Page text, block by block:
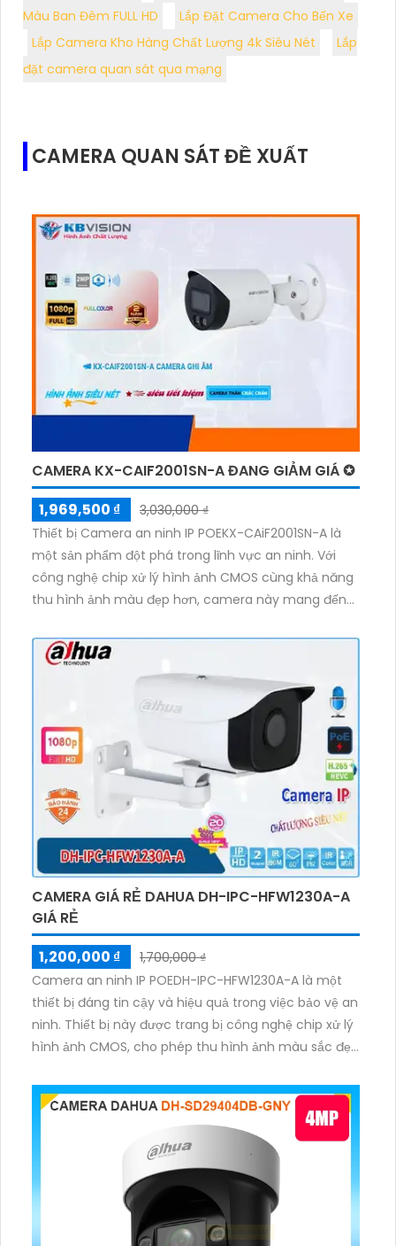
Màu Ban Đêm FULL HD
Lắp Đặt Camera Cho Bến Xe
Lắp Camera Kho Hàng Chất Lượng 4k Siêu Nét
Lắp
đặt camera quan sát qua mạng
CAMERA QUAN SÁT ĐỀ XUẤT
CAMERA KX-CAIF2001SN-A ĐANG GIẢM GIÁ ✪
1,969,500 ₫
3,030,000 ₫
Thiết bị Camera an ninh IP POEKX-CAiF2001SN-A là
một sản phẩm đột phá trong lĩnh vực an ninh. Với
công nghệ chip xử lý hình ảnh CMOS cùng khả năng
thu hình ảnh màu đẹp hơn, camera này mang đến
tích hợp công nghệ IP POE, camera có khả năng xử
lý hình sáng đẹp và độ nét lên đến 2.0 MP, giúp tiết
kiệm băng thông. Đặc biệt, với công nghệ nhìn đêm
chất lượng H.265+/H.265/H.264+/H.264, camera còn
cho phép xem hình ảnh ban đêm với màu sắc tối ưu
hơn, mang lại sự an tâm khi giám sát trong điều kiện
ánh sáng yếu.
CAMERA GIÁ RẺ DAHUA DH-IPC-HFW1230A-A
GIÁ RẺ
1,200,000 ₫
1,700,000 ₫
Camera an ninh IP POEDH-IPC-HFW1230A-A là một
thiết bị đáng tin cậy và hiệu quả trong việc bảo vệ an
ninh. Thiết bị này được trang bị công nghệ chip xử lý
hình ảnh CMOS, cho phép thu hình ảnh màu sắc đẹp
ngoại với khoảng cách lên đến 80m. Với công nghệ IP
POE, camera truyền tải hình ảnh qua mạng màu sắc
sáng đẹp 2.0 MP và lưu trữ lâu hơn với tích hợp công
nghệ nén H.265+/H.265/H.264+/H.264. Camera cũng
hỗ trợ công nghệ nhìn đêm chất lượng ONVIF, đảm
bảo cho hình ảnh rõ nét và chất lượng.